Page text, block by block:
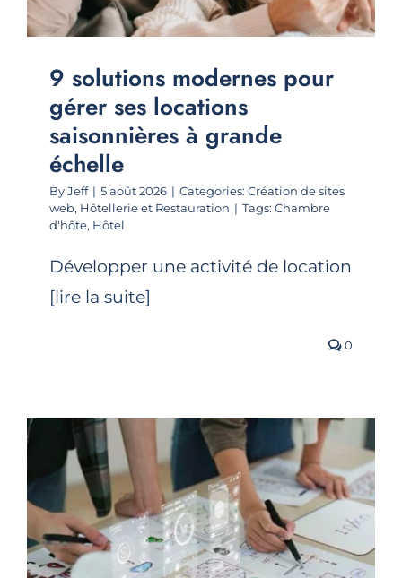
9 solutions modernes pour
gérer ses locations
saisonnières à grande
échelle
ByJeff | 5 août 2026 | Categories: Création de sites
web, Hôtellerie et Restauration | Tags: Chambre
d'hôte, Hôtel
Développer une activité de location
[lire la suite]
0